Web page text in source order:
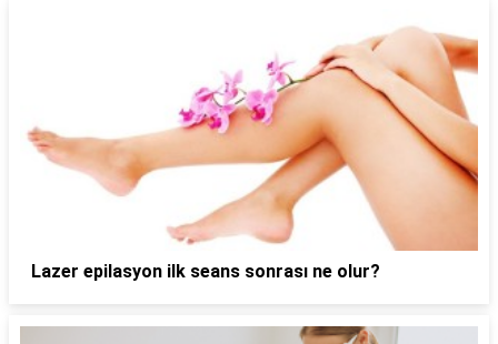
Lazer epilasyon ilk seans sonrası ne olur?